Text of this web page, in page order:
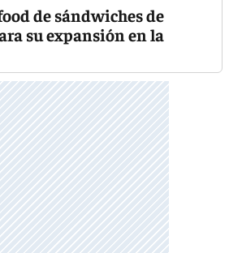
de sándwiches de
su expansión en la